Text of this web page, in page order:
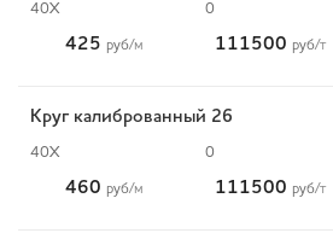
40Х 0
425 руб/м 111500 руб/т
Круг калиброванный 26
40Х 0
460 руб/м 111500 руб/т